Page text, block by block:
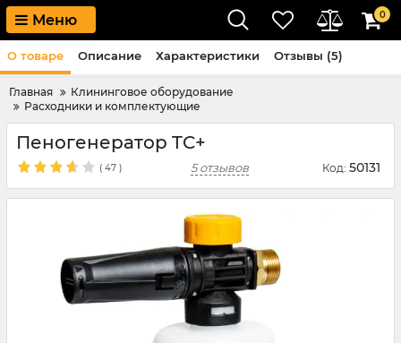
Меню 0
Главная
Клининговое оборудование
Расходники и комплектующие
Пеногенератор TC+
( 47 ) 5 отзывов Код: 50131
О товаре Описание Характеристики Отзывы (5)